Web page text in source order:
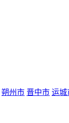
朔州市 晋中市 运城